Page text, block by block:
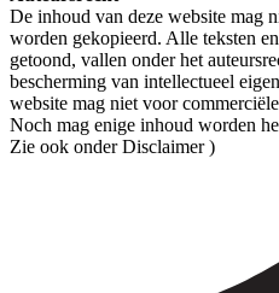
De inhoud van deze website mag
worden gekopieerd. Alle teksten
getoond, vallen onder het
bescherming van intellectueel
website mag niet voor
Noch mag enige inhoud worden
Zie ook onder Disclaimer )